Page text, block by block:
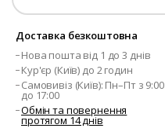
Доставка безкоштовна
Нова пошта від 1 до 3 днів
Кур'єр (Київ) до 2 годин
Самовивіз (Київ): Пн–Пт з 9:00
до 17:00
Обмін та повернення
протягом 14 днів